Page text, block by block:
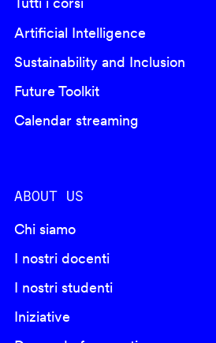
Artificial Intelligence
Sustainability and Inclusion
Future Toolkit
Calendar streaming
ABOUT US
Chi siamo
I nostri docenti
I nostri studenti
Iniziative